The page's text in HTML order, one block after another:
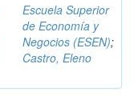
Escuela Superior
de Economía y
Negocios (ESEN);
Castro, Eleno